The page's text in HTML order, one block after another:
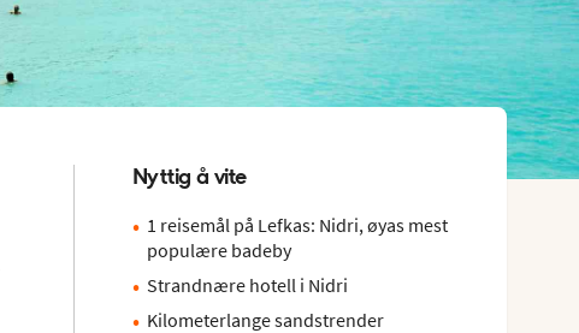
Nyttig å vite
1 reisemål på Lefkas: Nidri, øyas mest
populære badeby
Strandnære hotell i Nidri
Kilometerlange sandstrender